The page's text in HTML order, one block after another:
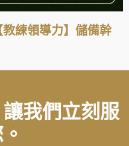
練領導力】儲備幹
我們立刻服